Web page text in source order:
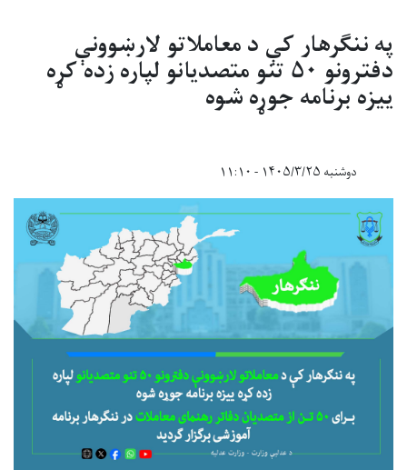
په ننګرهار کې د معاملاتو لارښوونې
دفترونو ۵۰ تنو متصدیانو لپاره زده کړه
ییزه برنامه جوړه شوه
دوشنبه ۱۴۰۵/۳/۲۵ - ۱۱:۱۰